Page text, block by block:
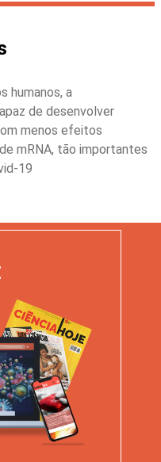
humanos, a
de desenvolver
menos efeitos
mRNA, tão importantes
19